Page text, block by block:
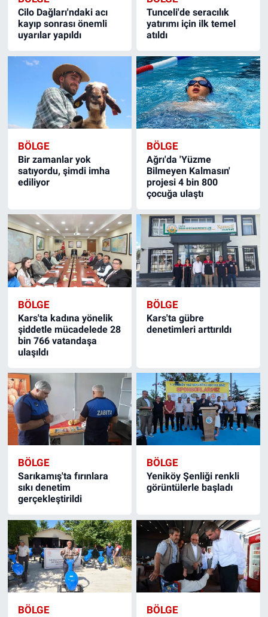
Cilo Dağları'ndaki acı
kayıp sonrası önemli
uyarılar yapıldı
Tunceli'de seracılık
yatırımı için ilk temel
atıldı
BÖLGE
Bir zamanlar yok
satıyordu, şimdi imha
ediliyor
BÖLGE
Ağrı'da 'Yüzme
Bilmeyen Kalmasın'
projesi 4 bin 800
çocuğa ulaştı
BÖLGE
Kars'ta kadına yönelik
şiddetle mücadelede 28
bin 766 vatandaşa
ulaşıldı
BÖLGE
Kars'ta gübre
denetimleri arttırıldı
BÖLGE
Sarıkamış'ta fırınlara
sıkı denetim
gerçekleştirildi
BÖLGE
Yeniköy Şenliği renkli
görüntülerle başladı
BÖLGE BÖLGE